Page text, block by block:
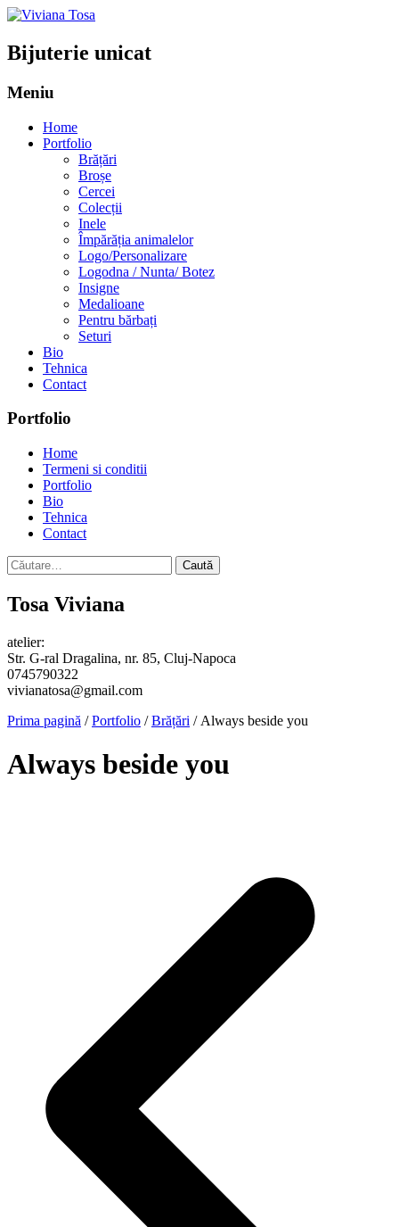
Bijuterie unicat
Meniu
Home
Portfolio
Brățări
Broșe
Cercei
Colecții
Inele
Împărăția animalelor
Logo/Personalizare
Logodna / Nunta/ Botez
Insigne
Medalioane
Pentru bărbați
Seturi
Bio
Tehnica
Contact
Portfolio
Home
Termeni si conditii
Portfolio
Bio
Tehnica
Contact
Caută
după:
Tosa Viviana
atelier:
Str. G-ral Dragalina, nr. 85, Cluj-Napoca
0745790322
vivianatosa@gmail.com
Prima pagină /Portfolio /Brățări / Always beside you
Always beside you